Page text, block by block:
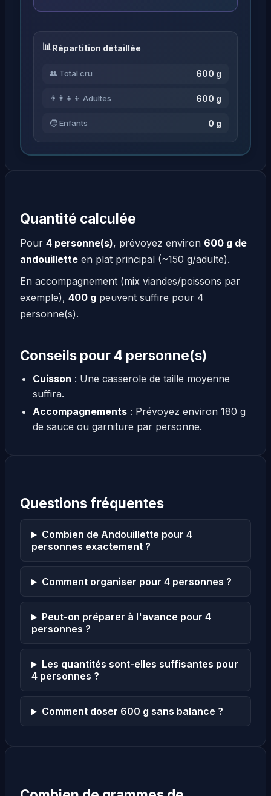
Répartition détaillée
👥 Total cru 600 g
👨‍👩‍👧‍👦 Adultes 600 g
🧒 Enfants 0 g
Quantité calculée
Pour 4 personne(s), prévoyez environ 600 g de
andouillette en plat principal (~150 g/adulte).
En accompagnement (mix viandes/poissons par
exemple), 400 g peuvent suffire pour 4
personne(s).
Conseils pour 4 personne(s)
Cuisson : Une casserole de taille moyenne
suffira.
Accompagnements: Prévoyez environ 180 g
de sauce ou garniture par personne.
Questions fréquentes
Combien de Andouillette pour 4
personnes exactement ?
Comment organiser pour 4 personnes ?
Peut-on préparer à l'avance pour 4
personnes ?
Les quantités sont-elles suffisantes pour
4 personnes ?
Comment doser 600 g sans balance ?